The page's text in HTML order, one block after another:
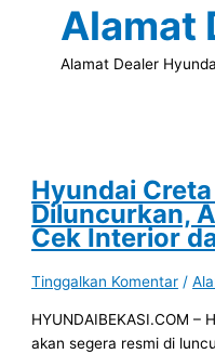
Alamat
Alamat Dealer
Hyundai
Diluncurkan,
Cek Interior
Tinggalkan Komentar /
HYUNDAIBEKASI.COM
akan segera resmi di